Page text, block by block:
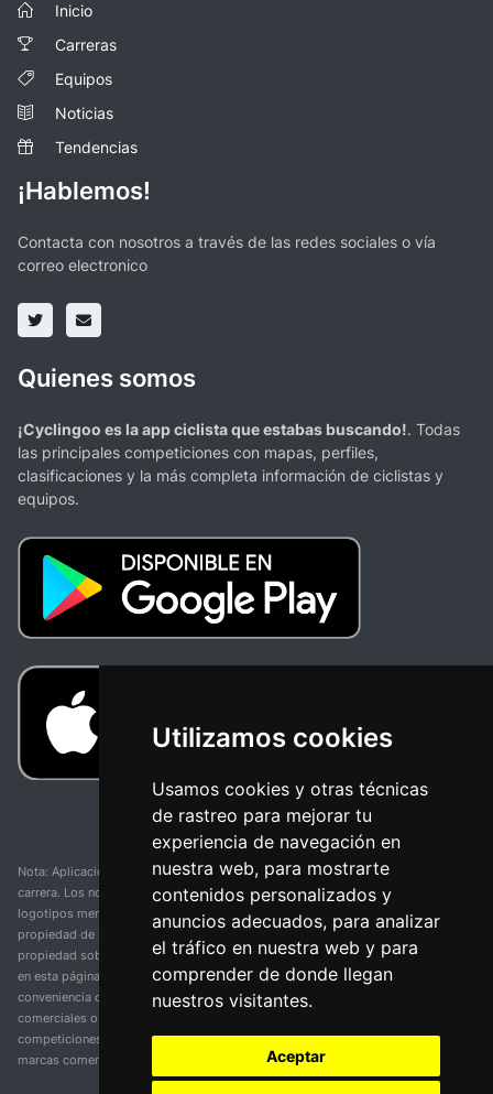
Utilizamos cookies
Usamos cookies y otras técnicas
de rastreo para mejorar tu
experiencia de navegación en
nuestra web, para mostrarte
contenidos personalizados y
anuncios adecuados, para analizar
el tráfico en nuestra web y para
comprender de donde llegan
nuestros visitantes.
Aceptar
Inicio
Carreras
Equipos
Noticias
Tendencias
¡Hablemos!
Contacta con nosotros a través de las redes sociales o vía
correo electronico
Quienes somos
¡Cyclingoo es la app ciclista que estabas buscando!. Todas
las principales competiciones con mapas, perfiles,
clasificaciones y la más completa información de ciclistas y
equipos.
Nota: Aplicación y web no oficial y no relacionada con ninguna organización o
carrera. Los nombres de equipos, competiciones, marcas comerciales y
logotipos mencionados en esta página de resultados de ciclismo son
propiedad de sus respectivos dueños. No tenemos afiliación, patrocinio ni
propiedad sobre estas marcas comerciales. Toda la información proporcionada
en esta página se presenta únicamente con fines informativos y para la
conveniencia de nuestros usuarios. Cualquier uso de nombres, marcas
comerciales o logotipos tiene el único propósito de identificar equipos y
competiciones y no implica asociación o respaldo. Todos los derechos de las
marcas comerciales mencionadas aquí pertenecen a sus propietarios legítimos.